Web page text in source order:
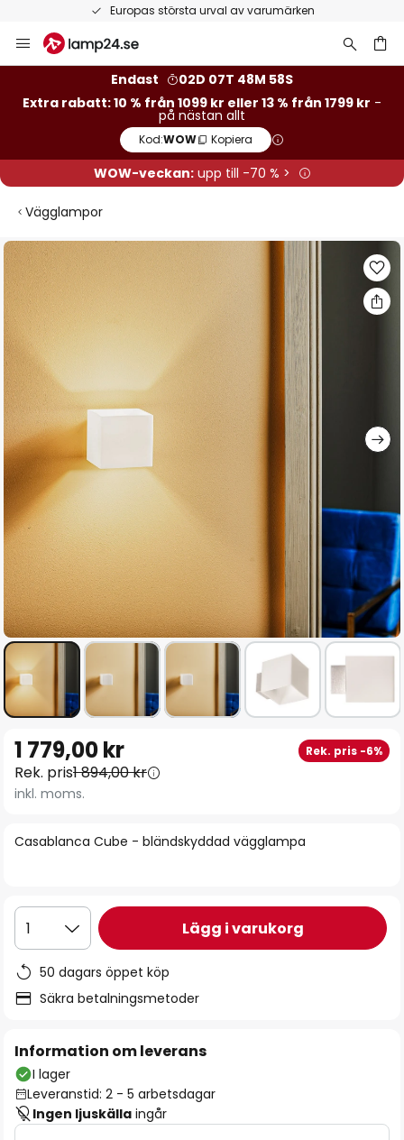
Europas största urval av varumärken
Hoppa
till
Endast
02D 07T 48M 57S
Extra rabatt: 10 % från 1099 kr eller 13 % från 1799 kr -
på nästan allt
Kod:WOW Kopiera
WOW-veckan:upp till -70 % >
Vägglampor
Hoppa
till
slutet
av
bildgalleriet
till
början
av
Casablanca Cube - bländskyddad vägglampa
1 779,00 kr Rek. pris -6%
Rek. pris1 894,00 kr
inkl. moms.
1 Lägg i varukorg
50 dagars öppet köp
Säkra betalningsmetoder
Information om leverans
I lager
Leveranstid: 2 - 5 arbetsdagar
Ingen ljuskälla ingår